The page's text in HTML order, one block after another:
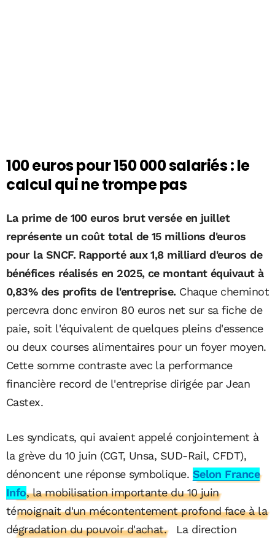
100 euros pour 150 000 salariés : le
calcul qui ne trompe pas
La prime de 100 euros brut versée en juillet
représente un coût total de 15 millions d'euros
pour la SNCF. Rapporté aux 1,8 milliard d'euros de
bénéfices réalisés en 2025, ce montant équivaut à
0,83% des profits de l'entreprise. Chaque cheminot
percevra donc environ 80 euros net sur sa fiche de
paie, soit l'équivalent de quelques pleins d'essence
ou deux courses alimentaires pour un foyer moyen.
Cette somme contraste avec la performance
financière record de l'entreprise dirigée par Jean
Castex.
Les syndicats, qui avaient appelé conjointement à
la grève du 10 juin (CGT, Unsa, SUD-Rail, CFDT),
dénoncent une réponse symbolique. Selon France
Info, la mobilisation importante du 10 juin
témoignait d'un mécontentement profond face à la
dégradation du pouvoir d'achat.
La direction